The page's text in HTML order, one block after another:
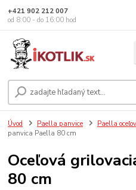
+421 902 212 007
od 8:00 - do 16:00 hod
Úvod Paella panvice Paella
panvica Paella 80 cm
Oceľová
80 cm